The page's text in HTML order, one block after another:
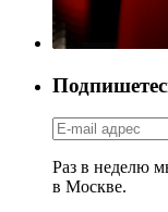
Раз в неделю
в Москве.